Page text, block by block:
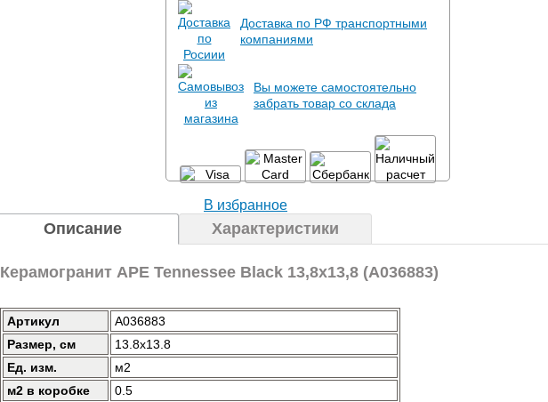
Доставка по РФ транспортными
компаниями
Вы можете самостоятельно
забрать товар со склада
В избранное
Описание Характеристики
Керамогранит APE Tennessee Black 13,8x13,8 (A036883)
Артикул
A036883
Размер, см
13.8x13.8
Ед. изм.
м2
м2 в коробке
0.5